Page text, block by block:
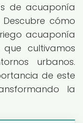
de acuaponía
cómo
acuaponía
cultivamos
urbanos.
de este
la